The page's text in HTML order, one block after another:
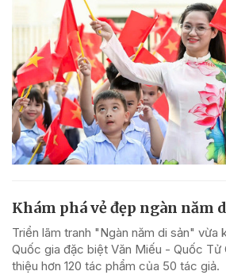
Khám phá vẻ đẹp ngàn năm
Triển lãm tranh "Ngàn năm di sản" vừa
Quốc gia đặc biệt Văn Miếu - Quốc Tử
thiệu hơn 120 tác phẩm của 50 tác giả.